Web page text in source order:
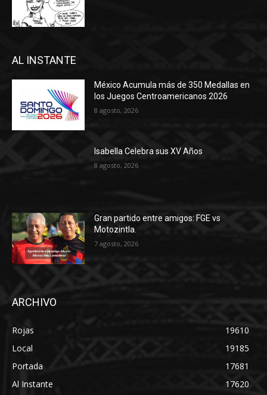
AL INSTANTE
México Acumula más de 350 Medallas en
los Juegos Centroamericanos 2026
8 agosto, 2026
Isabella Celebra sus XV Años
8 agosto, 2026
Gran partido entre amigos: FGE vs
Motozintla.
7 agosto, 2026
ARCHIVO
Rojas
19610
Local
19185
Portada
17681
Al Instante
17620